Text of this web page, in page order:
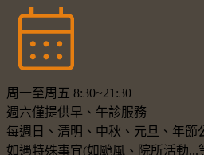
周一至周五 8:30~21:30
週六僅提供早、午診服務
每週日、清明、中秋、元旦、年節
如遇特殊事宜(如颱風、院所活動...